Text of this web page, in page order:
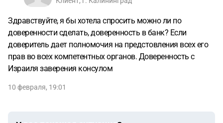
Здравствуйте, я бы хотела спросить можно ли по
доверенности сделать, доверенность в банк? Если
доверитель дает полномочия на предстовления всех его
прав во всех компетентных органов. Доверенность с
Израиля заверения консулом
10 февраля, 19:01